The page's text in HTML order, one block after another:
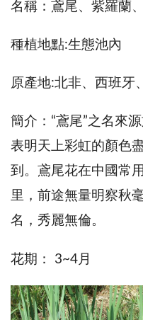
名稱：鳶尾、紫羅蘭
種植地點:生態池內
原產地:北非、西班牙
簡介：“鳶尾”之名來
表明天上彩虹的顏色
到。鳶尾花在中國常
里，前途無量明察秋
名，秀麗無倫。
花期： 3~4月